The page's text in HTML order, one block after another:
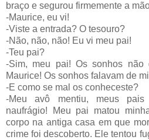
braço e segurou firmemente a
-Maurice, eu vi!
-Viste a entrada? O tesouro?
-Não, não, não! Eu vi meu pai!
-Teu pai?
-Sim, meu pai! Os sonhos não
Maurice! Os sonhos falavam de
-E como se mal os conheceste?
-Meu avô mentiu, meus
naufrágio! Meu pai matou
corpo na antiga casa em que
crime foi descoberto. Ele tentou